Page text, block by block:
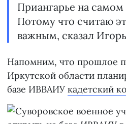
Приангарье на
Потому что считаю
важным, сказал
Напомним, что прошлое
Иркутской области
базе ИВВАИУкадетский